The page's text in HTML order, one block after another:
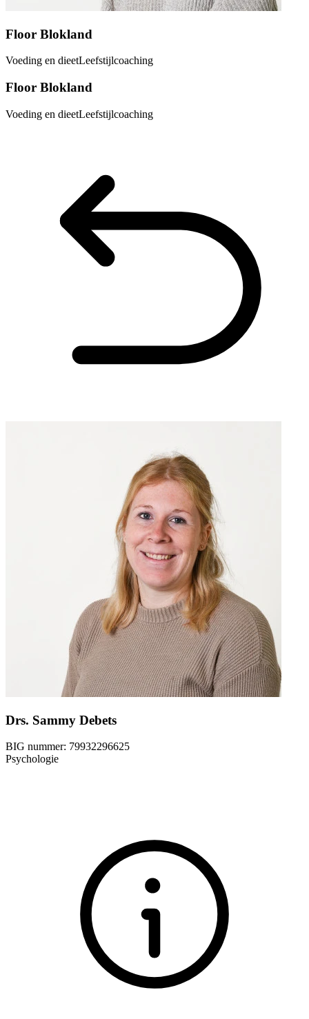
Floor Blokland
Voeding en dieetLeefstijlcoaching
Floor Blokland
Voeding en dieetLeefstijlcoaching
Drs. Sammy Debets
BIG nummer: 79932296625
Psychologie